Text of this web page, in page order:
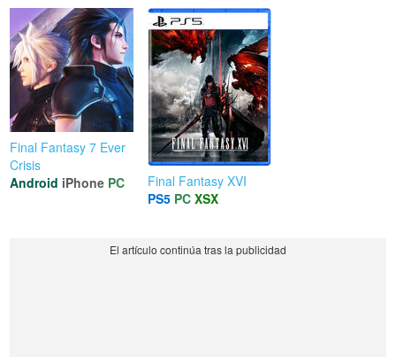
Final Fantasy 7 Ever
Crisis
Android iPhone PC
Final Fantasy XVI
PS5 PC XSX